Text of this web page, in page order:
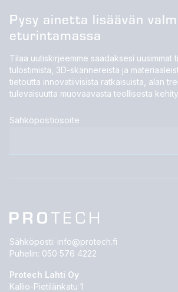
Pysy ainetta lisäävän
eturintamassa
Tilaa uutiskirjeemme saadaksesi uusimmat
tulostimista, 3D-skannereista ja
tietoutta innovatiivisista ratkaisuista, alan
tulevaisuutta muovaavasta teollisesta
Sähköpostiosoite
Sähköposti: info@protech.fi
Puhelin: 050 576 4222
Protech Lahti Oy
Kallio-Pietilänkatu 1